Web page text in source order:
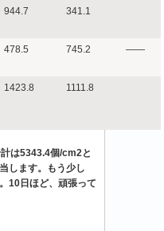
944.7 341.1
478.5 745.2 ――
1423.8 1111.8
は5343.4個/cm2と
します。もう少し
10日ほど、頑張って